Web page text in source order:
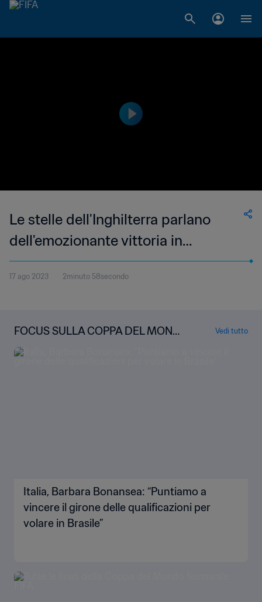
Le stelle dell'Inghilterra parlano
dell'emozionante vittoria in
semifinale e della sfida con la
Spagna
17 ago 2023 2minuto 58secondo
FOCUS SULLA COPPA DEL MOND
O FEMMINILE FIFA
Vedi tutto
Italia, Barbara Bonansea: “Puntiamo a
vincere il girone delle qualificazioni per
volare in Brasile”